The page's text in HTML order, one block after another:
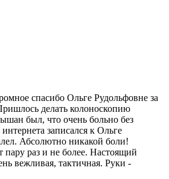
спасибо Ольге Рудольфовне за
делать колоноскопию
был, что очень больно без
записался к Ольге
Абсолютно никакой боли!
раз и не более. Настоящий
вежливая, тактичная. Руки -